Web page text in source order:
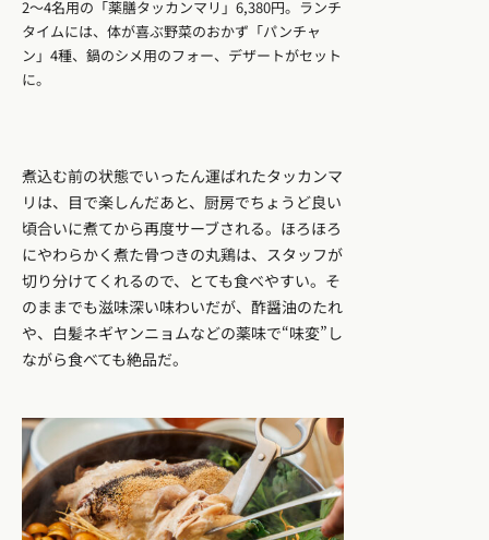
2〜4名用の「薬膳タッカンマリ」6,380円。ランチ
タイムには、体が喜ぶ野菜のおかず「パンチャ
ン」4種、鍋のシメ用のフォー、デザートがセット
に。
煮込む前の状態でいったん運ばれたタッカンマ
リは、目で楽しんだあと、厨房でちょうど良い
頃合いに煮てから再度サーブされる。ほろほろ
にやわらかく煮た骨つきの丸鶏は、スタッフが
切り分けてくれるので、とても食べやすい。そ
のままでも滋味深い味わいだが、酢醤油のたれ
や、白髪ネギヤンニョムなどの薬味で“味変”し
ながら食べても絶品だ。